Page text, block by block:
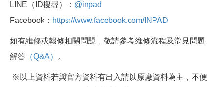
LINE（ID搜尋）： @inpad
Facebook： https://www.facebook.com/INPAD
如有維修或報修相關問題，敬請參考維修流程及常見問題
解答 （Q&A） 。
※以上資料若與官方資料有出入請以原廠資料為主，不便